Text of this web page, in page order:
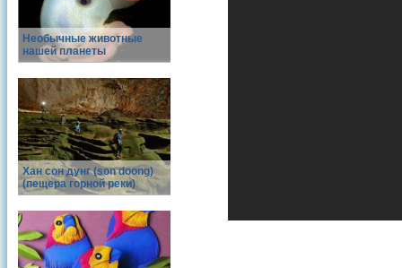
Необычные животные
нашей планеты
Хан сон дунг (son doong)
(пещера горной реки)